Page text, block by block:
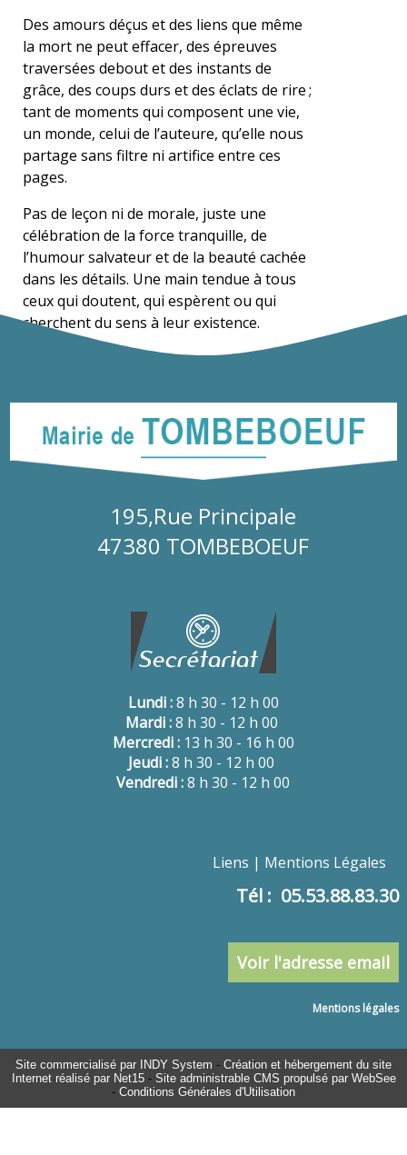
Des amours déçus et des liens que même
la mort ne peut effacer, des épreuves
traversées debout et des instants de
grâce, des coups durs et des éclats de rire ;
tant de moments qui composent une vie,
un monde, celui de l’auteure, qu’elle nous
partage sans filtre ni artifice entre ces
pages.
Pas de leçon ni de morale, juste une
célébration de la force tranquille, de
l’humour salvateur et de la beauté cachée
dans les détails. Une main tendue à tous
ceux qui doutent, qui espèrent ou qui
cherchent du sens à leur existence.
195,Rue Principale
47380 TOMBEBOEUF
Lundi :8 h 30 - 12 h 00
Mardi :8 h 30 - 12 h 00
Mercredi :13 h 30 - 16 h 00
Jeudi :8 h 30 - 12 h 00
Vendredi :8 h 30 - 12 h 00
Liens Mentions Légales
Tél : 05.53.88.83.30
Voir l'adresse email
Mentions légales
Site commercialisé par INDY System - Création et hébergement du site
Internet réalisé par Net15- Site administrable CMS propulsé par WebSee
- Conditions Générales d'Utilisation